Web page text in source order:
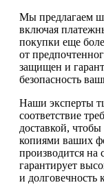
Мы предлагаем
включая
покупки еще
от
защищен и
безопасность
Наши эксперты
соответствие
доставкой,
копиями ваших
производится на
гарантирует
и долговечность